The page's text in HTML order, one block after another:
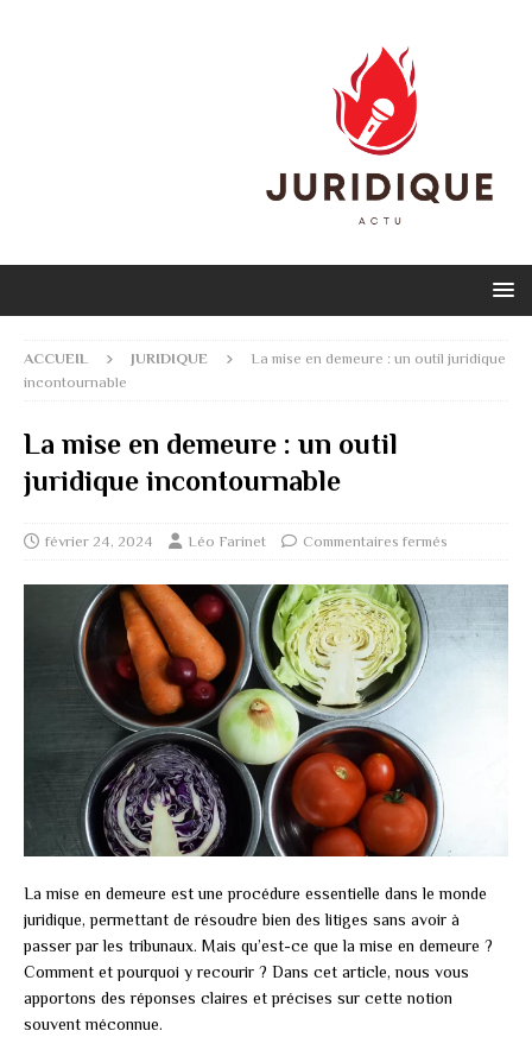
ACCUEIL JURIDIQUE
La mise en demeure : un outil juridique
incontournable
La mise en demeure : un outil
juridique incontournable
février 24, 2024 Léo Farinet Commentaires fermés
La mise en demeure est une procédure essentielle dans le monde
juridique, permettant de résoudre bien des litiges sans avoir à
passer par les tribunaux. Mais qu’est-ce que la mise en demeure ?
Comment et pourquoi y recourir ? Dans cet article, nous vous
apportons des réponses claires et précises sur cette notion
souvent méconnue.